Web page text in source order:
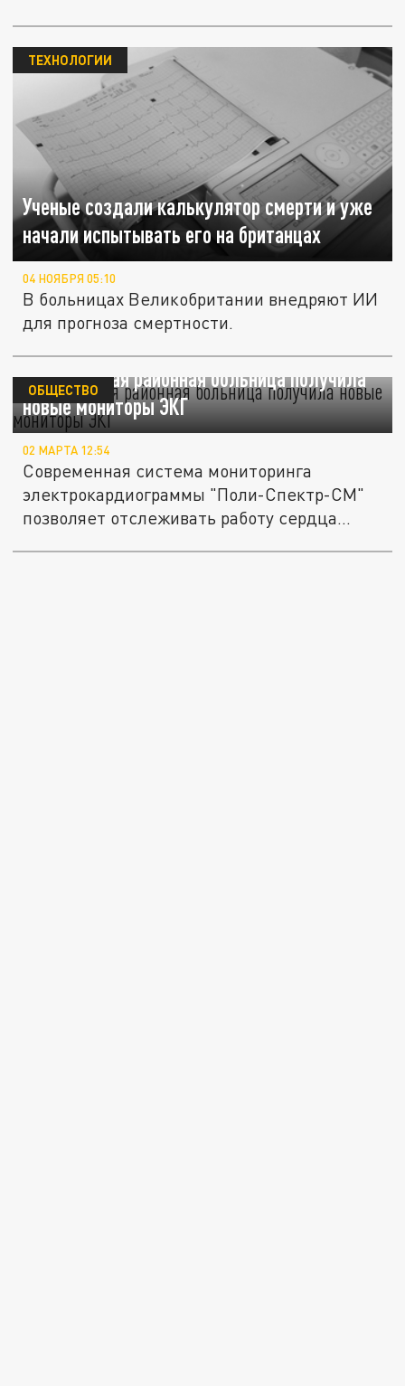
Ученые создали калькулятор смерти и уже
начали испытывать его на британцах
ТЕХНОЛОГИИ
04 НОЯБРЯ 05:10
В больницах Великобритании внедряют ИИ
для прогноза смертности.
Брюховецкая районная больница получила
новые мониторы ЭКГ
ОБЩЕСТВО
02 МАРТА 12:54
Современная система мониторинга
электрокардиограммы "Поли-Спектр-СМ"
позволяет отслеживать работу сердца...